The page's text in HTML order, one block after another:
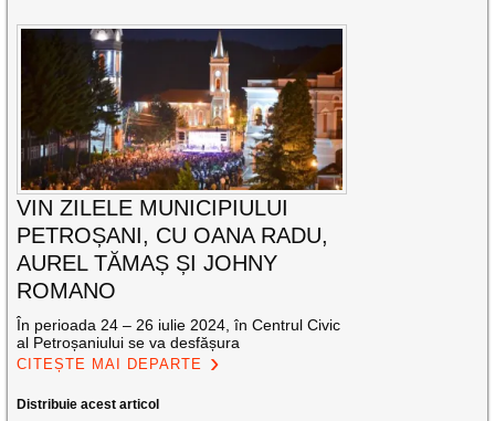
VIN ZILELE MUNICIPIULUI
PETROȘANI, CU OANA RADU,
AUREL TĂMAȘ ȘI JOHNY
ROMANO
În perioada 24 – 26 iulie 2024, în Centrul Civic
al Petroșaniului se va desfășura
CITEȘTE MAI DEPARTE
Distribuie acest articol